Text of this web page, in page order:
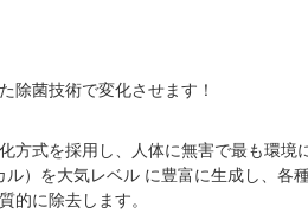
除菌技術で変化させます！
方式を採用し、人体に無害で最も環境
）を大気レベル に豊富に生成し、各
的に除去します。